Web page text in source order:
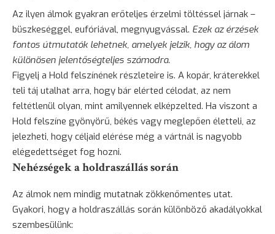
Az ilyen álmok gyakran erőteljes érzelmi töltéssel járnak –
büszkeséggel, eufóriával, megnyugvással. Ezek az érzések
fontos útmutatók lehetnek, amelyek jelzik, hogy az álom
különösen jelentőségteljes számodra.
Figyelj a Hold felszínének részleteire is. A kopár, kráterekkel
teli táj utalhat arra, hogy bár elérted célodat, az nem
feltétlenül olyan, mint amilyennek elképzelted. Ha viszont a
Hold felszíne gyönyörű, békés vagy meglepően életteli, az
jelezheti, hogy céljaid elérése még a vártnál is nagyobb
elégedettséget fog hozni.
Nehézségek a holdraszállás során
Az álmok nem mindig mutatnak zökkenőmentes utat.
Gyakori, hogy a holdraszállás során különböző akadályokkal
szembesülünk: